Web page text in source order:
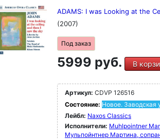
ADAMS: I was Looking at the
(2007)
Под заказ
5999 руб. В
Артикул: CDVP 126516
Состояние: Новое. Заводская
Лейбл: Naxos Classics
Исполнители: Muhlpointner
Мульпойнтнер Мартина,